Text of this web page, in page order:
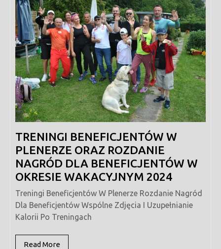
TRENINGI BENEFICJENTÓW W
PLENERZE ORAZ ROZDANIE
NAGRÓD DLA BENEFICJENTÓW W
OKRESIE WAKACYJNYM 2024
Treningi Beneficjentów W Plenerze Rozdanie Nagród
Dla Beneficjentów Wspólne Zdjęcia I Uzupełnianie
Kalorii Po Treningach
Read More